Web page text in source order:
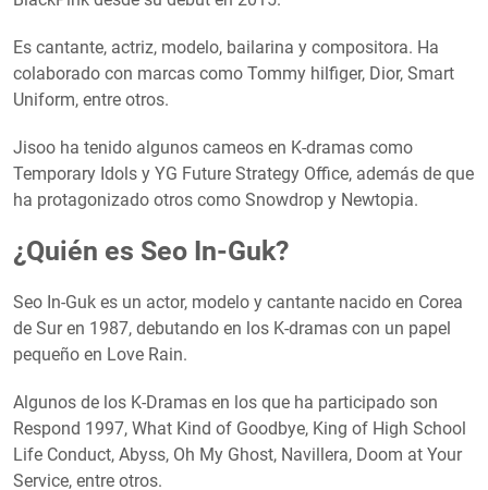
Es cantante, actriz, modelo, bailarina y compositora. Ha
colaborado con marcas como Tommy hilfiger, Dior, Smart
Uniform, entre otros.
Jisoo ha tenido algunos cameos en K-dramas como
Temporary Idols y YG Future Strategy Office, además de que
ha protagonizado otros como Snowdrop y Newtopia.
¿Quién es Seo In-Guk?
Seo In-Guk es un actor, modelo y cantante nacido en Corea
de Sur en 1987, debutando en los K-dramas con un papel
pequeño en Love Rain.
Algunos de los K-Dramas en los que ha participado son
Respond 1997, What Kind of Goodbye, King of High School
Life Conduct, Abyss, Oh My Ghost, Navillera, Doom at Your
Service, entre otros.